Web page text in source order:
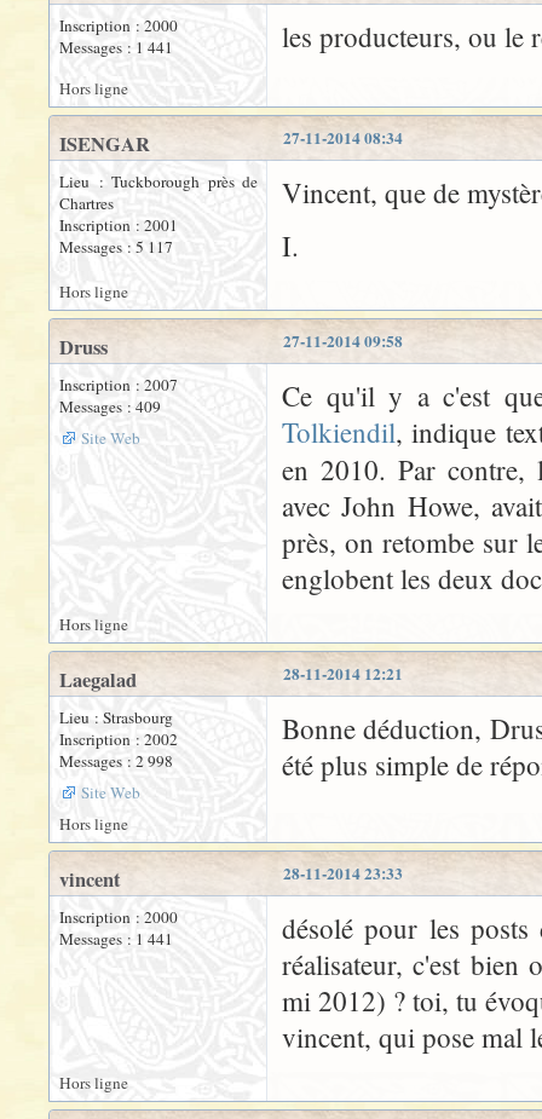
Inscription : 2000
Messages : 1 441
les producteurs, ou le
Hors ligne
27-11-2014 08:34
ISENGAR
Lieu : Tuckborough près de
Chartres
Inscription : 2001
Messages : 5 117
Vincent, que de
I.
Hors ligne
27-11-2014 09:58
Druss
Inscription : 2007
Messages : 409
Site Web
Ce qu'il y a c'est
Tolkiendil, indique
en 2010. Par
avec John Howe,
près, on retombe sur
englobent les deux
Hors ligne
28-11-2014 12:21
Laegalad
Lieu : Strasbourg
Inscription : 2002
Messages : 2 998
Site Web
Bonne déduction,
été plus simple de
Hors ligne
28-11-2014 23:33
vincent
Inscription : 2000
Messages : 1 441
désolé pour les
réalisateur, c'est
mi 2012) ? toi, tu
vincent, qui pose mal
Hors ligne